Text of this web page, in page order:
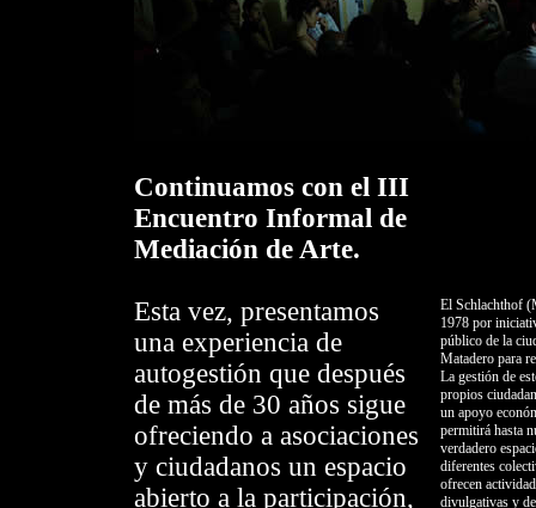
Continuamos con el III
Encuentro Informal de
Mediación de Arte.
Esta vez, presentamos
una experiencia de
autogestión que después
de más de 30 años sigue
ofreciendo a asociaciones
y ciudadanos un espacio
abierto a la participación,
El Schlachthof
1978 por
público de la
Matadero para
La gestión de
propios
un apoyo
permitirá hasta
verdadero
diferentes
ofrecen
divulgativas y